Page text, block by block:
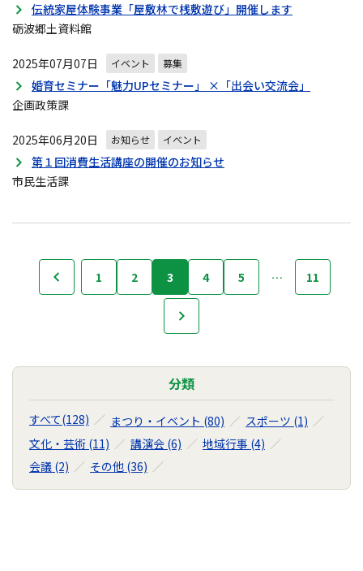
伝統家屋体験事業「屋敷林で桟敷遊び」開催します
砺波郷土資料館
2025年07月07日 イベント 募集
婚育セミナー「魅力UPセミナー」 ×「出会い交流会」
企画政策課
2025年06月20日 お知らせ イベント
第１回消費生活講座の開催のお知らせ
市民生活課
ョ
1 2 3 4 5 … 11
分類
すべて(128) まつり・イベント (80)
スポーツ (1)
文化・芸術 (11)
講演会 (6)
地域行事 (4)
会議 (2)
その他 (36)